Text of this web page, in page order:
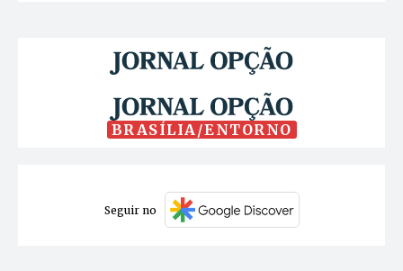
BRASÍLIA/ENTORNO
Seguir no